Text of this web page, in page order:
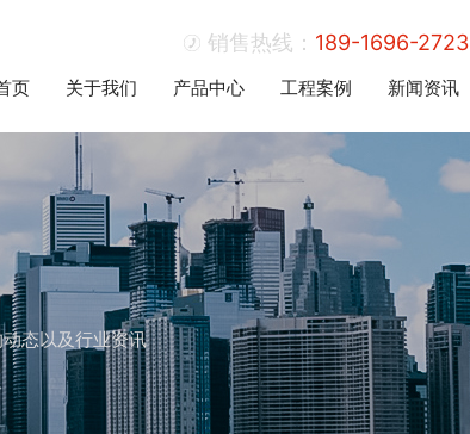
销售热线： 189-1696-2723
页 关于我们 产品中心 工程案例 新闻资讯
态以及行业资讯